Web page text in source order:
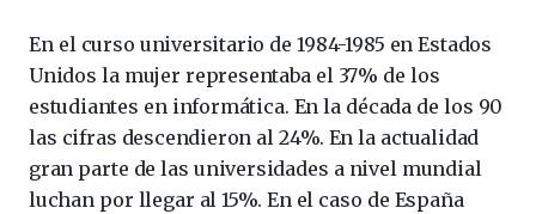
En el curso universitario de 1984-1985 en Estados
Unidos la mujer representaba el 37% de los
estudiantes en informática. En la década de los 90
las cifras descendieron al 24%. En la actualidad
gran parte de las universidades a nivel mundial
luchan por llegar al 15%. En el caso de España